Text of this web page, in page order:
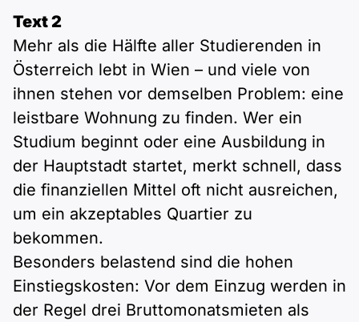
Text 2
Mehr als die Hälfte aller Studierenden in
Österreich lebt in Wien – und viele von
ihnen stehen vor demselben Problem: eine
leistbare Wohnung zu finden. Wer ein
Studium beginnt oder eine Ausbildung in
der Hauptstadt startet, merkt schnell, dass
die finanziellen Mittel oft nicht ausreichen,
um ein akzeptables Quartier zu
bekommen.
Besonders belastend sind die hohen
Einstiegskosten: Vor dem Einzug werden in
der Regel drei Bruttomonatsmieten als